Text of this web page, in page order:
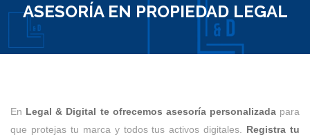
ASESORÍA EN PROPIEDAD LEGAL
En Legal & Digital te ofrecemos asesoría personalizadapara
que protejas tu marca y todos tus activos digitales. Registra tu